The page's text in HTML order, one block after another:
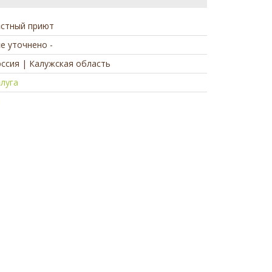
приют
уточнено -
| Калужская область